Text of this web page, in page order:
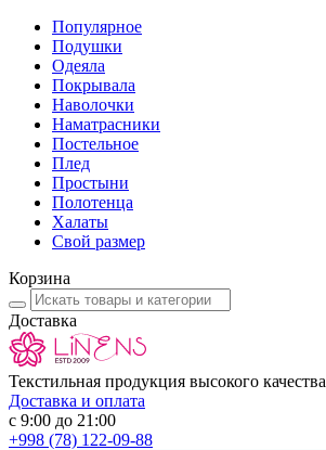
Популярное
Подушки
Одеяла
Покрывала
Наволочки
Наматрасники
Постельное
Плед
Простыни
Полотенца
Халаты
Свой размер
Корзина
Доставка
Текстильная продукция высокого качества
Доставка и оплата
с 9:00 до 21:00
+998 (78) 122-09-88